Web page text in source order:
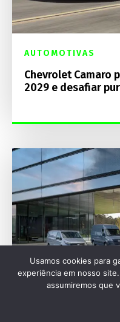
AUTOMOTIVAS
Chevrolet Camaro
2029 e desafiar
Usamos cookies para
experiência em nosso
assumiremos que